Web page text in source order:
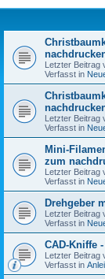
Letzter Beitrag
Verfasst in
Letzter Beitrag
Verfasst in
Mini-
zum
Letzter Beitrag
Verfasst in
Drehgeber
Letzter Beitrag
Verfasst in
CAD-Kniffe
Letzter Beitrag
Verfasst in